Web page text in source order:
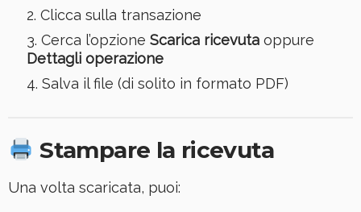
Clicca sulla transazione
Cerca l’opzione Scarica ricevutaoppure
Dettagli operazione
Salva il file (di solito in formato PDF)
Stampare la ricevuta
Una volta scaricata, puoi: